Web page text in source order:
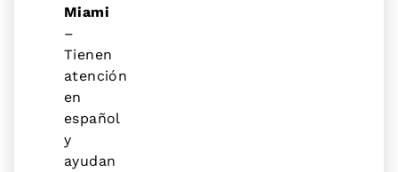
Miami
–
Tienen
atención
en
español
y
ayudan